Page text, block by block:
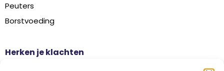
Peuters
Borstvoeding
Herken je klachten